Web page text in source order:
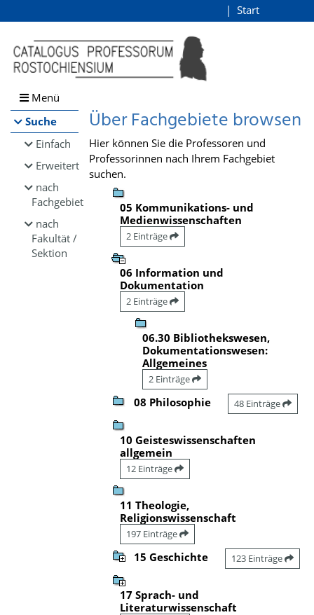
Browsen
direkt zum Inhalt
Start
Menü
Suche
Einfach
Erweitert
nach
Fachgebiet
nach
Fakultät /
Sektion
Über Fachgebiete browsen
Hier können Sie die Professoren und
Professorinnen nach Ihrem Fachgebiet
suchen.
05 Kommunikations- und
Medienwissenschaften
2 Einträge
06 Information und
Dokumentation
2 Einträge
06.30 Bibliothekswesen,
Dokumentationswesen:
Allgemeines
2 Einträge
08 Philosophie 48 Einträge
10 Geisteswissenschaften
allgemein
12 Einträge
11 Theologie,
Religionswissenschaft
197 Einträge
15 Geschichte 123 Einträge
17 Sprach- und
Literaturwissenschaft